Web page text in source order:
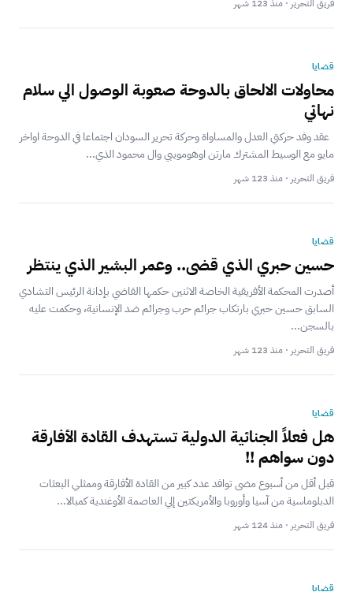
فريق التحرير · منذ 123 شهر
قضايا
محاولات الالحاق بالدوحة صعوبة الوصول الي سلام
نهائي
عقد وفد حركتي العدل والمساواة وحركة تحرير السودان اجتماعا في الدوحة اواخر
مايو مع الوسيط المشترك مارتن اوهومويبي وال محمود الذي...
فريق التحرير · منذ 123 شهر
قضايا
حسين حبري الذي قضى.. وعمر البشير الذي ينتظر
أصدرت المحكمة الأفريقية الخاصة الاثنين حكمها القاضي بإدانة الرئيس التشادي
السابق حسين حبري بارتكاب جرائم حرب وجرائم ضد الإنسانية، وحكمت عليه
بالسجن...
فريق التحرير · منذ 123 شهر
قضايا
هل فعلاً الجنائية الدولية تستهدف القادة الأفارقة
دون سواهم !!
قبل أقل من أسبوع مضى توافد عدد كبير من القادة الأفارقة وممثلي البعثات
الدبلوماسية من آسيا وأوروبا والأمريكتين إلي العاصمة الأوغندية كمبالا...
فريق التحرير · منذ 124 شهر
قضايا